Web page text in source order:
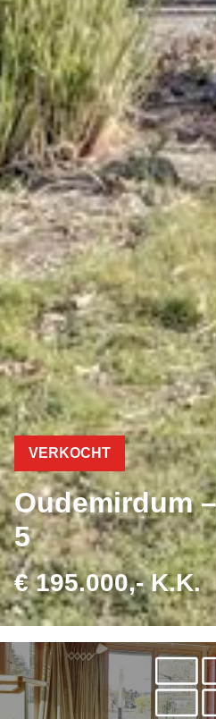
VERKOCHT
Oudemirdum
5
€ 195.000,- K.K.